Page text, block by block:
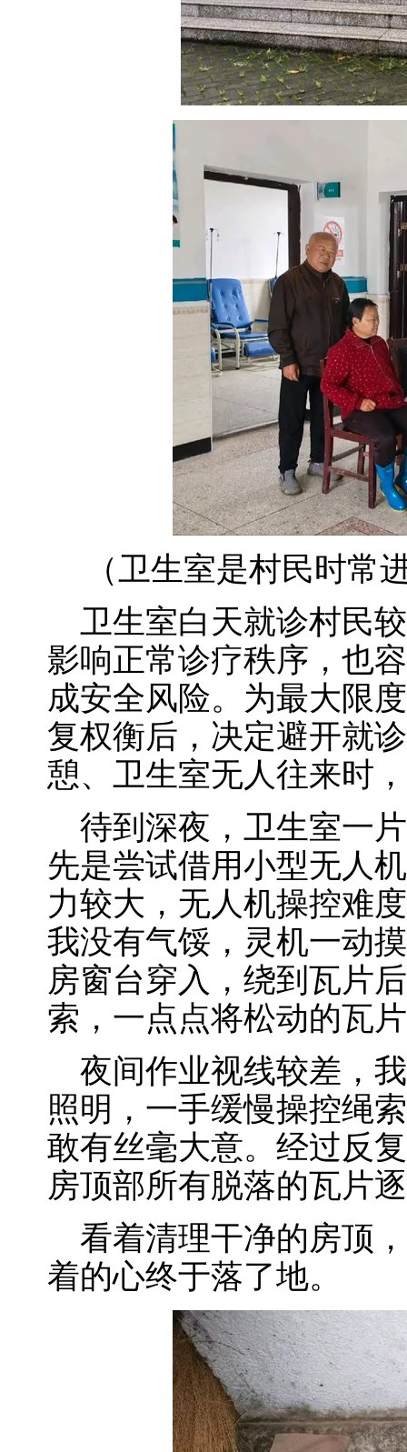
（卫生室是村民时常
卫生室白天就诊村民
影响正常诊疗秩序，也
成安全风险。为最大限
复权衡后，决定避开就
憩、卫生室无人往来时
待到深夜，卫生室一
先是尝试借用小型无人
力较大，无人机操控难
我没有气馁，灵机一动
房窗台穿入，绕到瓦片
索，一点点将松动的瓦
夜间作业视线较差，
照明，一手缓慢操控绳
敢有丝毫大意。经过反
房顶部所有脱落的瓦片
看着清理干净的房顶
着的心终于落了地。